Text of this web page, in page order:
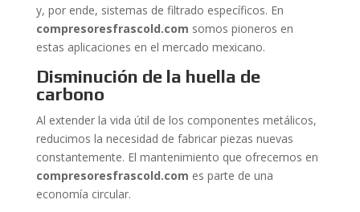
y, por ende, sistemas de filtrado específicos. En
compresoresfrascold.com somos pioneros en
estas aplicaciones en el mercado mexicano.
Disminución de la huella de
carbono
Al extender la vida útil de los componentes metálicos,
reducimos la necesidad de fabricar piezas nuevas
constantemente. El mantenimiento que ofrecemos en
compresoresfrascold.com es parte de una
economía circular.